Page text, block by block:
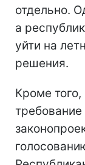
отдельно.
а
уйти на
решения.
Кроме
требование